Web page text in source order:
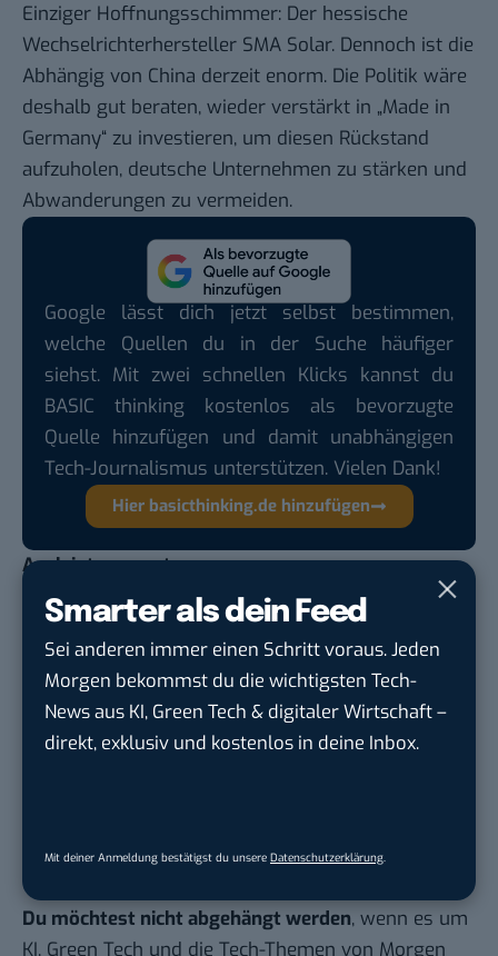
Smarter als dein Feed
Sei anderen immer einen Schritt voraus. Jeden
Morgen bekommst du die wichtigsten Tech-
News aus KI, Green Tech & digitaler Wirtschaft –
direkt, exklusiv und kostenlos in deine Inbox.
Mit deiner Anmeldung bestätigst du unsere Datenschutzerklärung.
Einziger Hoffnungsschimmer: Der hessische
Wechselrichterhersteller SMA Solar. Dennoch ist die
Abhängig von China derzeit enorm. Die Politik wäre
deshalb gut beraten, wieder verstärkt in „Made in
Germany“ zu investieren, um diesen Rückstand
aufzuholen, deutsche Unternehmen zu stärken und
Abwanderungen zu vermeiden.
Google lässt dich jetzt selbst bestimmen,
welche Quellen du in der Suche häufiger
siehst. Mit zwei schnellen Klicks kannst du
BASIC thinking kostenlos als bevorzugte
Quelle hinzufügen und damit unabhängigen
Tech-Journalismus unterstützen. Vielen Dank!
Hier basicthinking.de hinzufügen
Auch interessant:
Früher in Rente: Warum die Deutschen nicht
mehr arbeiten wollen
Feierabend: 10 Tipps, wie du von der Arbeit
abschalten kannst
New Work: Das sind die besten Länder für
Du möchtest nicht abgehängt werden, wenn es um
KI, Green Tech und die Tech-Themen von Morgen